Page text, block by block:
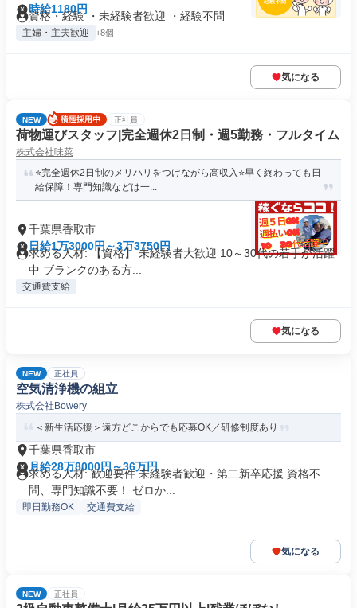
時給1180円
資格・経験 ・未経験者歓迎 ・経験不問
主婦・主夫歓迎 +8個
気になる
NEW 正社員
荷物運びスタッフ|完全週休2日制・週5勤務・フルタイム
株式会社味菜
⭐️完全週休2日制のメリハリをつけながら高収入⭐️早く終わっても日
給保障！専門知識などは一...
千葉県香取市
日給1万3000円～3万3750円
求める人材: 【資格】 未経験者大歓迎 10～30代の若手が活躍
中 ブランクのある方...
交通費支給
気になる
NEW 正社員
空気清浄機の組立
株式会社Bowery
＜新生活応援＞遠方どこからでも応募OK／研修制度あり
千葉県香取市
月給28万8000円～36万円
求める人材: 歓迎要件 未経験者歓迎・第二新卒応援 資格不
問、専門知識不要！ ゼロか...
即日勤務OK 交通費支給
気になる
NEW 正社員